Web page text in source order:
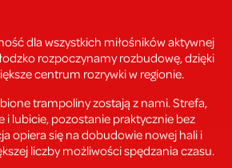
dla wszystkich miłośników aktywnej
rozpoczynamy rozbudowę, dzięki
centrum rozrywki w regionie.
trampoliny zostają z nami. Strefa,
i lubicie, pozostanie praktycznie bez
opiera się na dobudowie nowej hali i
liczby możliwości spędzania czasu.